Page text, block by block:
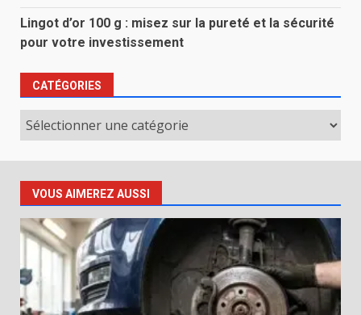
Lingot d’or 100 g : misez sur la pureté et la sécurité
pour votre investissement
CATÉGORIES
Catégories
VOUS AIMEREZ AUSSI